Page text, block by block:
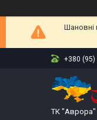
Шановні
+380 (95)
ТК "Аврора"